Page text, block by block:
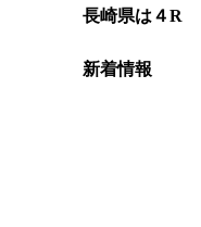
長崎県は４R
新着情報